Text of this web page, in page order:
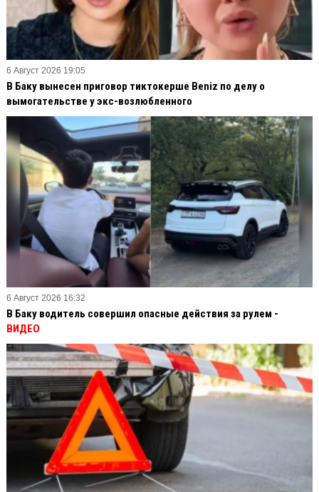
6 Август 2026 19:05
В Баку вынесен приговор тиктокерше Beniz по делу о
вымогательстве у экс-возлюбленного
6 Август 2026 16:32
В Баку водитель совершил опасные действия за рулем -
ВИДЕО